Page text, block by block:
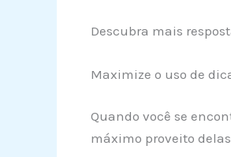
Descubra mais
Maximize o uso de
Quando você se
máximo proveito